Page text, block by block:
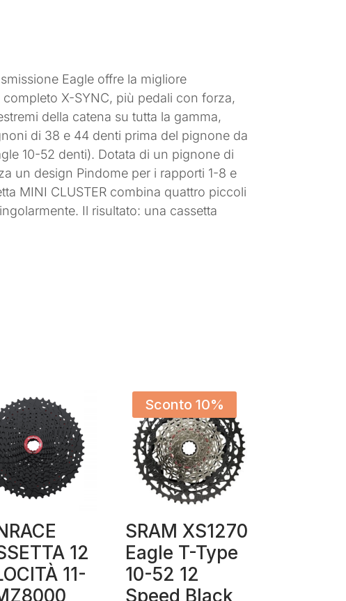
Eagle offre la migliore
X-SYNC, più pedali con forza,
della catena su tutta la gamma,
di 38 e 44 denti prima del pignone da
10-52 denti). Dotata di un pignone di
un design Pindome per i rapporti 1-8 e
MINI CLUSTER combina quattro piccoli
Il risultato: una cassetta
12
11-
Sconto 10%
SRAM XS1270
Eagle T-Type
10-52 12
Speed Black